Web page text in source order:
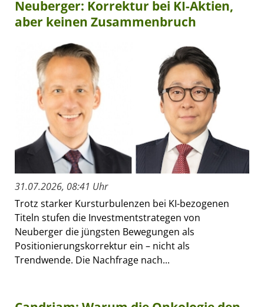
Neuberger: Korrektur bei KI-Aktien,
aber keinen Zusammenbruch
31.07.2026, 08:41 Uhr
Trotz starker Kursturbulenzen bei KI-bezogenen
Titeln stufen die Investmentstrategen von
Neuberger die jüngsten Bewegungen als
Positionierungskorrektur ein – nicht als
Trendwende. Die Nachfrage nach...